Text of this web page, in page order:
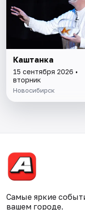
Каштанка
15 сентября 2026 •
вторник
Новосибирск
Самые яркие
вашем городе.